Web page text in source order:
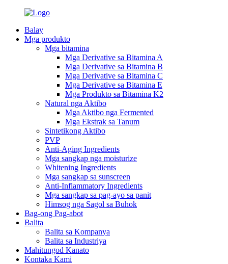
Balay
Mga produkto
Mga bitamina
Mga Derivative sa Bitamina A
Mga Derivative sa Bitamina B
Mga Derivative sa Bitamina C
Mga Derivative sa Bitamina E
Mga Produkto sa Bitamina K2
Natural nga Aktibo
Mga Aktibo nga Fermented
Mga Ekstrak sa Tanum
Sintetikong Aktibo
PVP
Anti-Aging Ingredients
Mga sangkap nga moisturize
Whitening Ingredients
Mga sangkap sa sunscreen
Anti-Inflammatory Ingredients
Mga sangkap sa pag-ayo sa panit
Himsog nga Sagol sa Buhok
Bag-ong Pag-abot
Balita
Balita sa Kompanya
Balita sa Industriya
Mahitungod Kanato
Kontaka Kami